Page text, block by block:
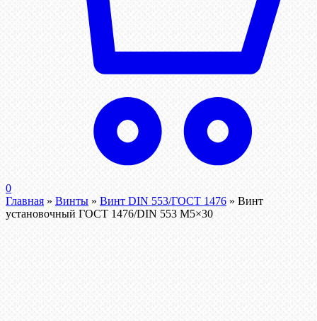
0
Главная » Винты » Винт DIN 553/ГОСТ 1476 » Винт
установочный ГОСТ 1476/DIN 553 М5×30